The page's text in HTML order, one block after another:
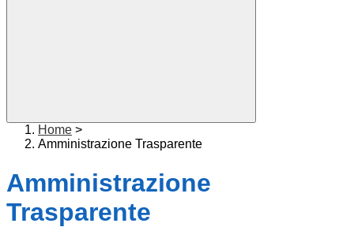
Home >
Amministrazione Trasparente
Amministrazione
Trasparente